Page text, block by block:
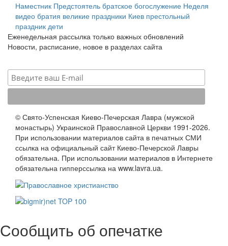
Наместник Предстоятель братское богослужение Неделя
видео братия великие праздники Киев престольный
праздник дети
Еженедельная рассылка только важных обновлений
Новости, расписание, новое в разделах сайта
© Свято-Успенская Киево-Печерская Лавра (мужской
монастырь) Украинской Православной Церкви 1991-2026.
При использовании материалов сайта в печатных СМИ
ссылка на официальный сайт Киево-Печерской Лавры
обязательна. При использовании материалов в Интернете
обязательна гипперссылка на www.lavra.ua.
Сообщить об опечатке